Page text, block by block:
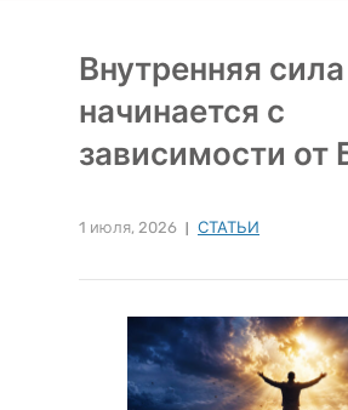
Внутренняя сила
начинается с
зависимости от
1 июля, 2026 СТАТЬИ